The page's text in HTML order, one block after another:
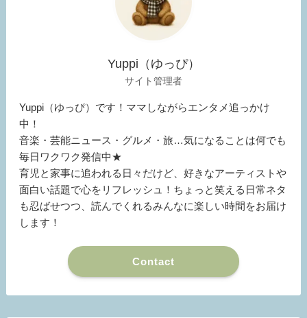
Yuppi（ゆっぴ）
サイト管理者
Yuppi（ゆっぴ）です！ママしながらエンタメ追っかけ
中！
音楽・芸能ニュース・グルメ・旅…気になることは何でも
毎日ワクワク発信中★
育児と家事に追われる日々だけど、好きなアーティストや
面白い話題で心をリフレッシュ！ちょっと笑える日常ネタ
も忍ばせつつ、読んでくれるみんなに楽しい時間をお届け
します！
Contact